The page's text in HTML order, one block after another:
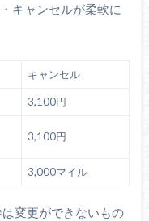
キャンセルが柔軟に
キャンセル
3,100円
3,100円
3,000マイル
変更ができないもの